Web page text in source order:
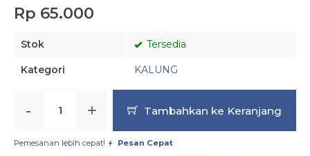
Rp 65.000
Stok Tersedia
Kategori KALUNG
- + Tambahkan ke Keranjang
Pemesanan lebih cepat! Pesan Cepat